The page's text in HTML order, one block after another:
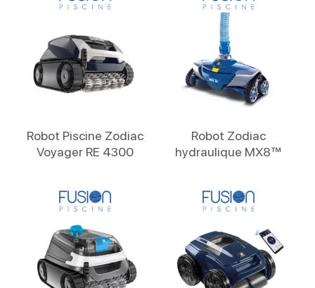
Robot Piscine Zodiac
Voyager RE 4300
Robot Zodiac
hydraulique MX8™